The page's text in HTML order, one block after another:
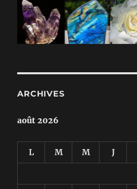
ARCHIVES
août 2026
L M M J